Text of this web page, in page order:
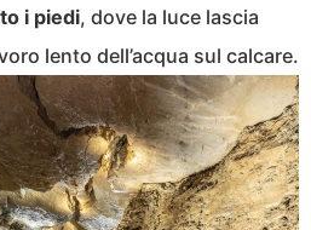
i piedi, dove la luce lascia
lento dell’acqua sul calcare.